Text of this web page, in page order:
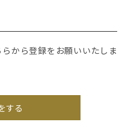
から登録をお願いいたしま
する